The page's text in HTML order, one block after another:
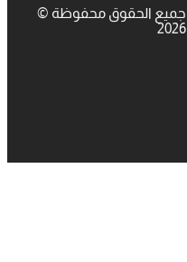
جميع الحقوق محفوظة ©
2026